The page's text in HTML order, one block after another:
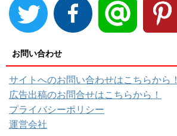
お問い合わせ
サイトへのお問い合わせはこちらから！
広告出稿のお問合せはこちらから！
プライバシーポリシー
運営会社